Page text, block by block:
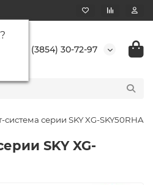
?
+7 (3854) 30-72-97
система серии SKY XG-SKY50RHA
SKY XG-